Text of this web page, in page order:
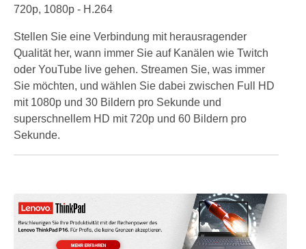
720p, 1080p - H.264
Stellen Sie eine Verbindung mit herausragender
Qualität her, wann immer Sie auf Kanälen wie Twitch
oder YouTube live gehen. Streamen Sie, was immer
Sie möchten, und wählen Sie dabei zwischen Full HD
mit 1080p und 30 Bildern pro Sekunde und
superschnellem HD mit 720p und 60 Bildern pro
Sekunde.